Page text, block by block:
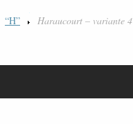
“H” Haraucourt – variante 4